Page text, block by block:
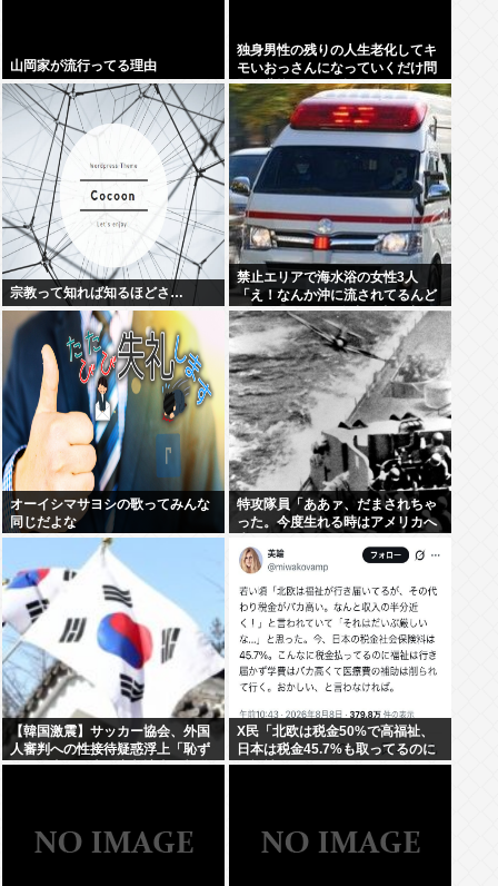
山岡家が流行ってる理由
独身男性の残りの人生老化してキ
モいおっさんになっていくだけ問
題が悲惨すぎると話題にwww
宗教って知れば知るほどさ…
禁止エリアで海水浴の女性3人
「え！なんか沖に流されてるんど
けど！！」1人は自力で岸に辿り
着くも23歳女性が溺死、24歳が重
オーイシマサヨシの歌ってみんな
同じだよな
特攻隊員「ああァ、だまされちゃ
った。今度生れる時はアメリカへ
【韓国激震】サッカー協会、外国
人審判への性接待疑惑浮上「恥ず
べき過去」日本人審判該当の報道
X民「北欧は税金50%で高福祉、
日本は税金45.7%も取ってるのに
低福祉、おかしいよ」 11万いいね